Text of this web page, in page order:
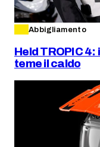
Abbigliamento
Held TROPIC
teme il caldo